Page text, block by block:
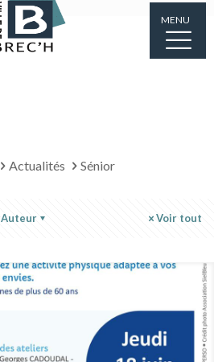
MENU
Actualités Sénior
Auteur Voir tout